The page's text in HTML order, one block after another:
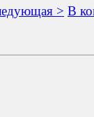
> В